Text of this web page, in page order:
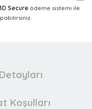
Secure ödeme sistemi ile
Koşulları